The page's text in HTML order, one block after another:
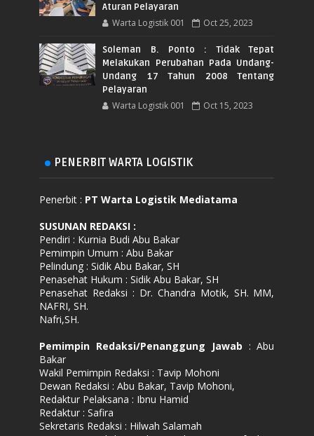
Aturan Pelayaran
Warta Logistik 001 Oct 25, 2023
Soleman B. Ponto : Tidak Tepat
Melakukan Perubahan Pada Undang-
Undang 17 Tahun 2008 Tentang
Pelayaran
Warta Logistik 001 Oct 15, 2023
PENERBIT WARTA LOGISTIK
Penerbit : PT Warta Logistik Mediatama
SUSUNAN REDAKSI :
Pendiri : Kurnia Budi Abu Bakar
Pemimpin Umum : Abu Bakar
Pelindung : Sidik Abu Bakar, SH
Penasehat Hukum : Sidik Abu Bakar, SH
Penasehat Redaksi : Dr. Chandra Motik, SH. MM,
NAFRI, SH.
Nafri,SH.
Pemimpin Redaksi/Penanggung Jawab : Abu
Bakar
Wakil Pemimpin Redaksi : Tavip Mohoni
Dewan Redaksi : Abu Bakar, Tavip Mohoni,
Redaktur Pelaksana : Ibnu Hamid
Redaktur : Safira
Sekretaris Redaksi : Hilwah Salamah